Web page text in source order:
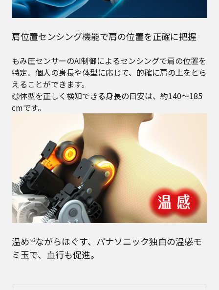
肩位置センシング機能で肩の位置を正確に把握
もみ圧センサーのAI制御によるセンシングで肩の位置を
特定。個人の身長や体型に応じて、的確に肩の上をとら
えることができます。
◎体型を正しく検知できる身長の目安は、約140～185
cmです。
温め※2ながらほぐす、パナソニック独自の温感モ
ミ玉で、血行も促進。